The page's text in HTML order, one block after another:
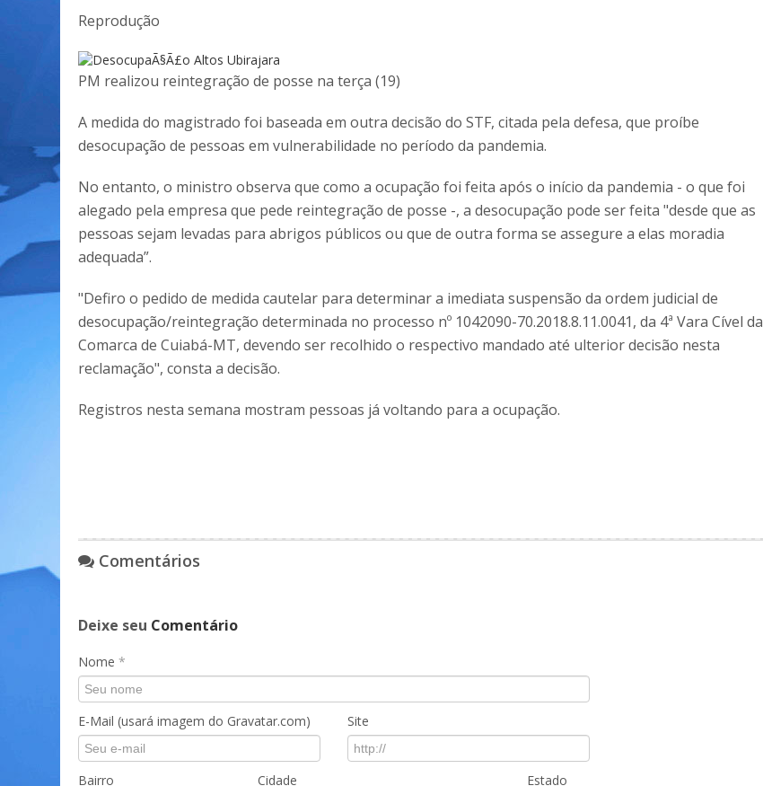
Reprodução
PM realizou reintegração de posse na terça (19)
A medida do magistrado foi baseada em outra decisão do STF, citada pela defesa, que proíbe
desocupação de pessoas em vulnerabilidade no período da pandemia.
No entanto, o ministro observa que como a ocupação foi feita após o início da pandemia - o que foi
alegado pela empresa que pede reintegração de posse -, a desocupação pode ser feita "desde que as
pessoas sejam levadas para abrigos públicos ou que de outra forma se assegure a elas moradia
adequada”.
"Defiro o pedido de medida cautelar para determinar a imediata suspensão da ordem judicial de
desocupação/reintegração determinada no processo nº 1042090-70.2018.8.11.0041, da 4ª Vara Cível da
Comarca de Cuiabá-MT, devendo ser recolhido o respectivo mandado até ulterior decisão nesta
reclamação", consta a decisão.
Registros nesta semana mostram pessoas já voltando para a ocupação.
Comentários
Deixe seu Comentário
Nome *
E-Mail (usará imagem do Gravatar.com) Site
Bairro Cidade Estado